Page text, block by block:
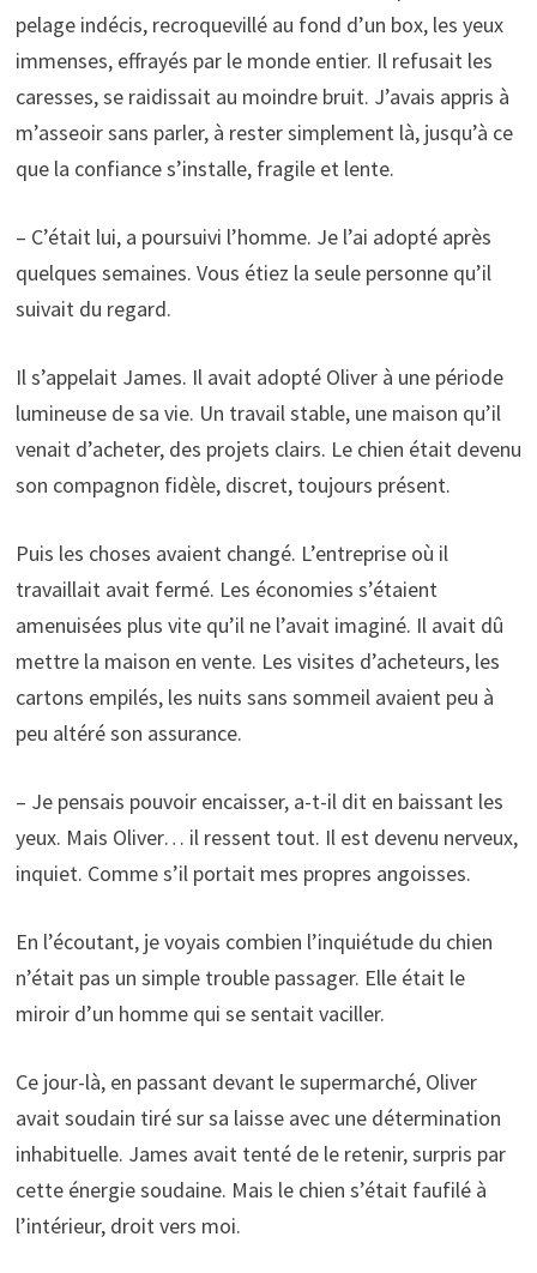
pelage indécis, recroquevillé au fond d’un box, les yeux
immenses, effrayés par le monde entier. Il refusait les
caresses, se raidissait au moindre bruit. J’avais appris à
m’asseoir sans parler, à rester simplement là, jusqu’à ce
que la confiance s’installe, fragile et lente.
– C’était lui, a poursuivi l’homme. Je l’ai adopté après
quelques semaines. Vous étiez la seule personne qu’il
suivait du regard.
Il s’appelait James. Il avait adopté Oliver à une période
lumineuse de sa vie. Un travail stable, une maison qu’il
venait d’acheter, des projets clairs. Le chien était devenu
son compagnon fidèle, discret, toujours présent.
Puis les choses avaient changé. L’entreprise où il
travaillait avait fermé. Les économies s’étaient
amenuisées plus vite qu’il ne l’avait imaginé. Il avait dû
mettre la maison en vente. Les visites d’acheteurs, les
cartons empilés, les nuits sans sommeil avaient peu à
peu altéré son assurance.
– Je pensais pouvoir encaisser, a-t-il dit en baissant les
yeux. Mais Oliver… il ressent tout. Il est devenu nerveux,
inquiet. Comme s’il portait mes propres angoisses.
En l’écoutant, je voyais combien l’inquiétude du chien
n’était pas un simple trouble passager. Elle était le
miroir d’un homme qui se sentait vaciller.
Ce jour-là, en passant devant le supermarché, Oliver
avait soudain tiré sur sa laisse avec une détermination
inhabituelle. James avait tenté de le retenir, surpris par
cette énergie soudaine. Mais le chien s’était faufilé à
l’intérieur, droit vers moi.